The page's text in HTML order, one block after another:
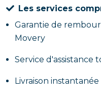
Les services
Garantie de
Movery
Service d'assistance
Livraison